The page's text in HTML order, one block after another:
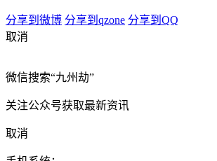
分享到微博 分享到qzone 分享到QQ
取消
微信搜索“九州劫”
关注公众号获取最新资讯
取消